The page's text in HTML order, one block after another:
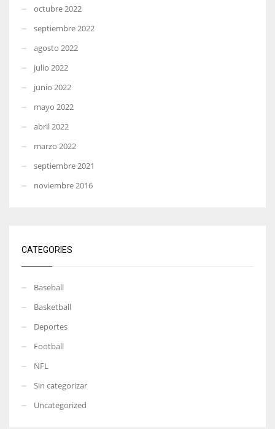
octubre 2022
septiembre 2022
agosto 2022
julio 2022
junio 2022
mayo 2022
abril 2022
marzo 2022
septiembre 2021
noviembre 2016
CATEGORIES
Baseball
Basketball
Deportes
Football
NFL
Sin categorizar
Uncategorized